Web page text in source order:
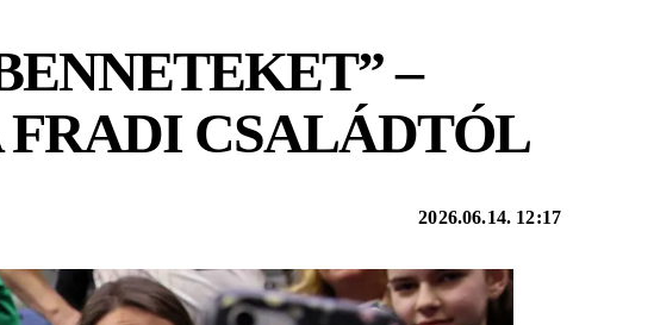
–
CSALÁDTÓL
2026.06.14. 12:17